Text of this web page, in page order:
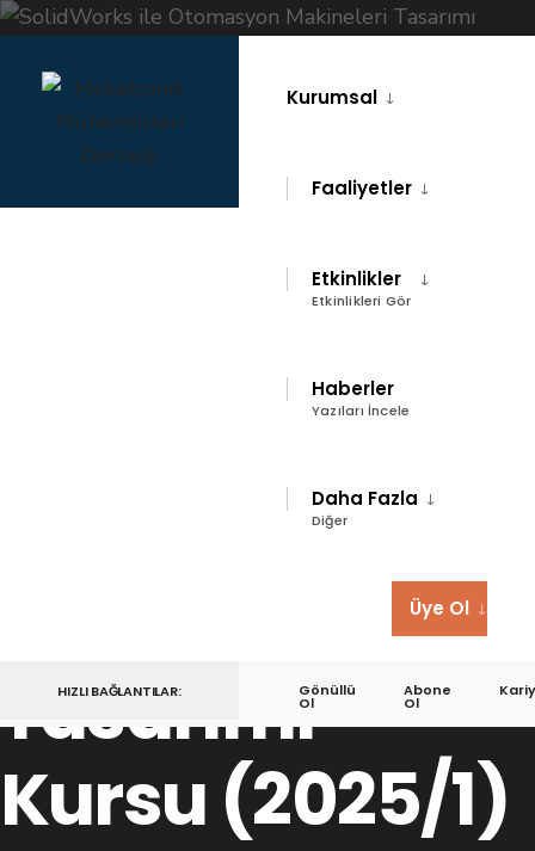
content
Kurumsal
Faaliyetler
Etkinlikler
Etkinlikleri Gör
Haberler
Yazıları İncele
Daha Fazla
Diğer
Üye Ol
HIZLI BAĞLANTILAR: Gönüllü
Ol
Abone
Ol
SOLIDWORKS ILE OTOMASYON MAKINELERI TASARIMI KURSU (2025/1)
Otomasyon
Tasarımı
Kursu (2025/1)